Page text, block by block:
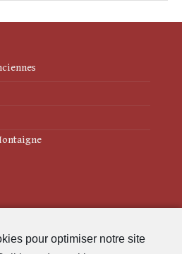
pour optimiser notre site